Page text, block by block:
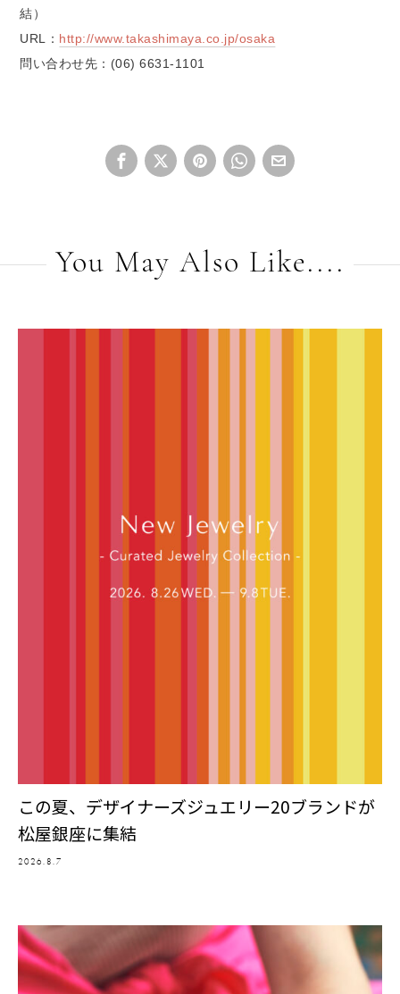
結）
URL： http://www.takashimaya.co.jp/osaka
問い合わせ先：(06) 6631-1101
You May Also Like....
この夏、デザイナーズジュエリー20ブランドが
松屋銀座に集結
2026.8.7